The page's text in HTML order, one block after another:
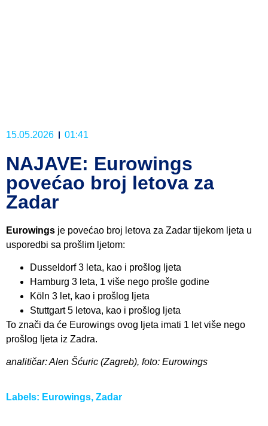
15.05.2026 01:41
NAJAVE: Eurowings
povećao broj letova za
Zadar
Eurowings je povećao broj letova za Zadar tijekom ljeta u
usporedbi sa prošlim ljetom:
Dusseldorf 3 leta, kao i prošlog ljeta
Hamburg 3 leta, 1 više nego prošle godine
Köln 3 let, kao i prošlog ljeta
Stuttgart 5 letova, kao i prošlog ljeta
To znači da će Eurowings ovog ljeta imati 1 let više nego
prošlog ljeta iz Zadra.
analitičar: Alen Šćuric (Zagreb), foto: Eurowings
Labels: Eurowings, Zadar